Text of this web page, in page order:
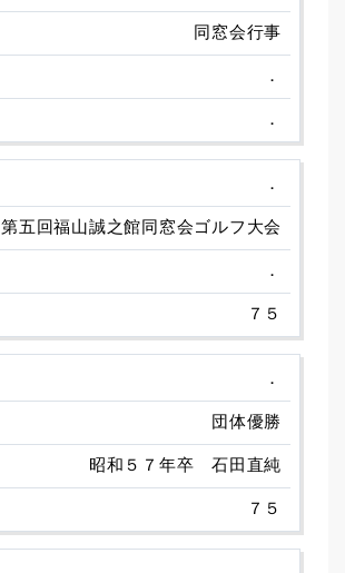
同窓会行事
．
．
．
第五回福山誠之館同窓会ゴルフ大会
．
７５
．
団体優勝
昭和５７年卒 石田直純
７５